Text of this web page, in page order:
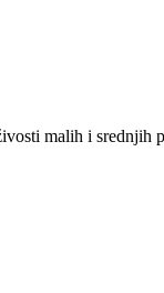
malih i srednjih